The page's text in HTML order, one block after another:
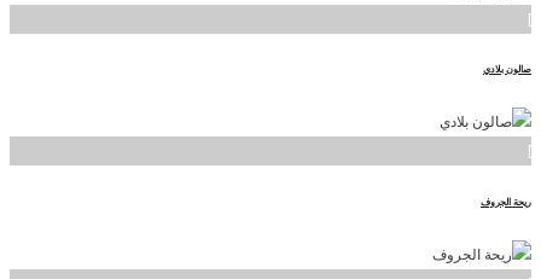
]
صالون بلادي
]
ريحة الجروف